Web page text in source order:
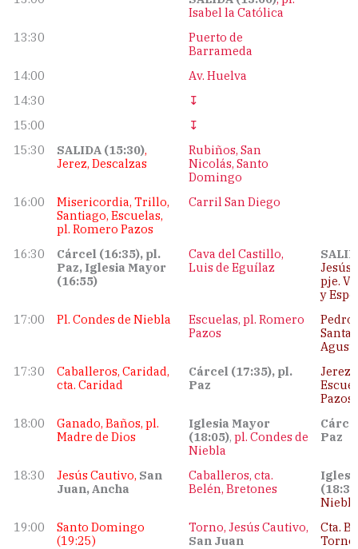
Isabel la Católica
13:30
Puerto de
Barrameda
14:00
Av. Huelva
14:30
↧
15:00
↧
15:30
SALIDA (15:30),
Jerez, Descalzas
Rubiños, San
Nicolás, Santo
Domingo
16:00
Misericordia, Trillo,
Santiago, Escuelas,
pl. Romero Pazos
Carril San Diego
16:30
Cárcel (16:35), pl.
Paz, Iglesia Mayor
(16:55)
Cava del Castillo,
Luis de Eguílaz
Jesús
pje.
y
17:00
Pl. Condes de Niebla
Escuelas, pl. Romero
Pazos
Pedro
Santa
17:30
Caballeros, Caridad,
cta. Caridad
Cárcel (17:35), pl.
Paz
Jerez,
Pazos
18:00
Ganado, Baños, pl.
Madre de Dios
Iglesia Mayor
(18:05),pl. Condes de
Niebla
Paz
18:30 Jesús Cautivo, San
Juan, Ancha
Caballeros, cta.
Belén, Bretones
19:00
Santo Domingo
(19:25)
Torno, Jesús Cautivo,
San Juan
Cta.
Torno